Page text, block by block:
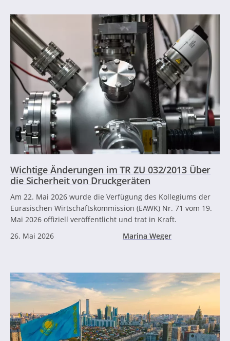
Wichtige Änderungen im TR ZU 032/2013 Über
die Sicherheit von Druckgeräten
Am 22. Mai 2026 wurde die Verfügung des Kollegiums der
Eurasischen Wirtschaftskommission (EAWK) Nr. 71 vom 19.
Mai 2026 offiziell veröffentlicht und trat in Kraft.
26. Mai 2026
Marina Weger